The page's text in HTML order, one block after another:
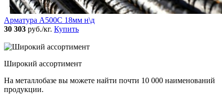
Арматура А500С 18мм н\д
30 303 руб./кг. Купить
Широкий ассортимент
На металлобазе вы можете найти почти 10 000 наименований
продукции.